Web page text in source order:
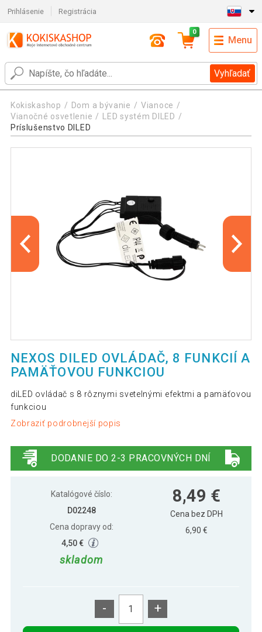
Prihlásenie Registrácia
Vyhľadať
0
Menu
Kokiskashop Dom a bývanie
Vianoce
Vianočné osvetlenie
LED systém DILED
Príslušenstvo DILED
NEXOS DILED OVLÁDAČ, 8 FUNKCIÍ A
PAMÄŤOVOU FUNKCIOU
diLED ovládač s 8 rôznymi svetelnými efektmi a pamäťovou
funkciou
Zobraziť podrobnejší popis
DODANIE DO 2-3 PRACOVNÝCH DNÍ
Katalógové číslo:
D02248
Cena dopravy od:
4,50 €
skladom
8,49 €
Cena bez DPH
6,90 €
- +